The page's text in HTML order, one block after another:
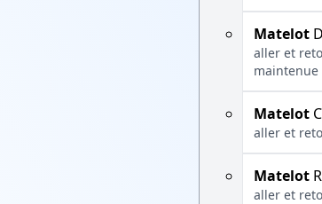
Matelot
aller et
Matelot
aller et
Matelot
aller et